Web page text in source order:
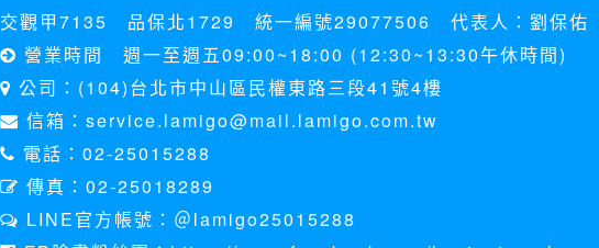
交觀甲7135 品保北1729 統一編號29077506 代表人：劉保佑
營業時間 週一至週五09:00~18:00 (12:30~13:30午休時間)
公司：(104)台北市中山區民權東路三段41號4樓
信箱：service.lamigo@mail.lamigo.com.tw
電話：02-25015288
傳真：02-25018289
LINE官方帳號：＠lamigo25015288